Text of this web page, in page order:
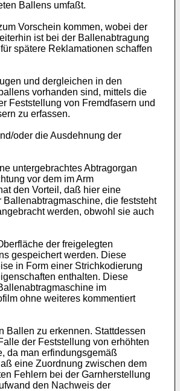
Ballens umfaßt.
Vorschein kommen, wobei der
ist bei der Ballenabtragung
spätere Reklamationen schaffen
und dergleichen in den
vorhanden sind, mittels die
Feststellung von Fremdfasern und
zu erfassen.
oder die Ausdehnung der
untergebrachtes Abtragorgan
vor dem im Arm
den Vorteil, daß hier eine
die feststeht
werden, obwohl sie auch
der freigelegten
gespeichert werden. Diese
in Form einer Strichkodierung
enthalten. Diese
im
ohne weiteres kommentiert
Ballen zu erkennen. Stattdessen
der Feststellung von erhöhten
da man erfindungsgemäß
eine Zuordnung zwischen dem
Fehlern bei der Garnherstellung
den Nachweis der